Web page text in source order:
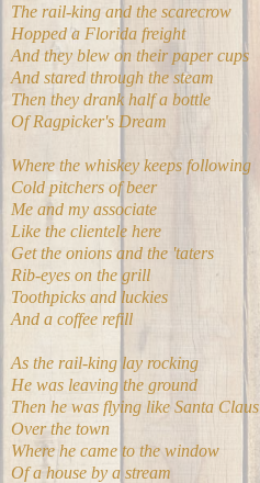
The rail-king and the scarecrow
Hopped a Florida freight
And they blew on their paper cups
And stared through the steam
Then they drank half a bottle
Of Ragpicker's Dream
Where the whiskey keeps following
Cold pitchers of beer
Me and my associate
Like the clientele here
Get the onions and the 'taters
Rib-eyes on the grill
Toothpicks and luckies
And a coffee refill
As the rail-king lay rocking
He was leaving the ground
Then he was flying like Santa Claus
Over the town
Where he came to the window
Of a house by a stream